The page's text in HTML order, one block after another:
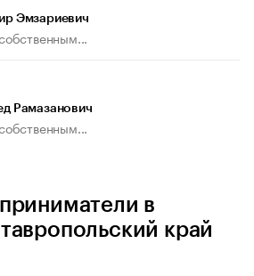
Эмзариевич
Рамазанович
в
край